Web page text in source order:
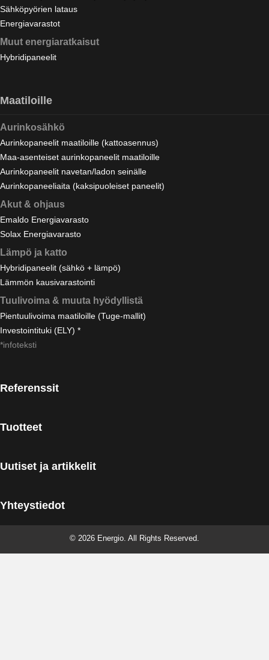
Sähköpyörien lataus
Energiavarastot
Muut energiaratkaisut
Hybridipaneelit
Maatiloille
Aurinkosähkö
Aurinkopaneelit maatiloille (kattoasennus)
Maa-asenteiset aurinkopaneelit maatiloille
Aurinkopaneelit navetan/ladon seinälle
Aurinkopaneeliaita (kaksipuoleiset paneelit)
Akut & ohjaus
Emaldo Energiavarasto
Solax Energiavarasto
Lämpö ja katto
Hybridipaneelit (sähkö + lämpö)
Lämmön kausivarastointi
Tuulivoima & muuta hyödyllistä
Pientuulivoima maatiloille (Tuge-mallit)
Investointituki (ELY) *
*infoteksti
Referenssit
Tuotteet
Uutiset ja artikkelit
Yhteystiedot
© 2026 Energio. All Rights Reserved.